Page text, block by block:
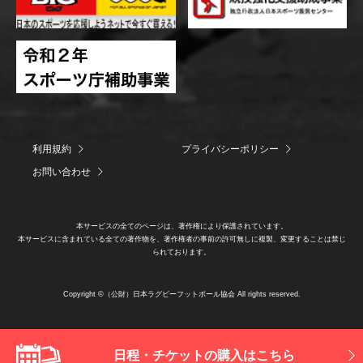
日程・チケットの購入はこちら
利用規約
プライバシーポリシー
お問い合わせ
本サービスの全てのページは、著作権により保護されています。
本サービスに含まれている全ての著作物を、著作権者の事前の許可無しに複製、変更することは禁じ
られております。
Copyright ©（公財）日本ラグビーフットボール協会 All rights reserved.